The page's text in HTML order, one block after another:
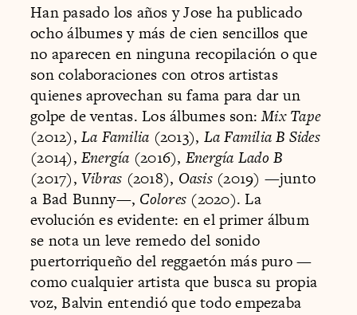
Han pasado los años y Jose ha publicado
ocho álbumes y más de cien sencillos que
no aparecen en ninguna recopilación o que
son colaboraciones con otros artistas
quienes aprovechan su fama para dar un
golpe de ventas. Los álbumes son:Mix Tape
(2012), La Familia (2013), La Familia B Sides
(2014), Energía (2016), Energía Lado B
(2017), Vibras (2018), Oasis(2019) —junto
a Bad Bunny—, Colores (2020). La
evolución es evidente: en el primer álbum
se nota un leve remedo del sonido
puertorriqueño del reggaetón más puro —
como cualquier artista que busca su propia
voz, Balvin entendió que todo empezaba